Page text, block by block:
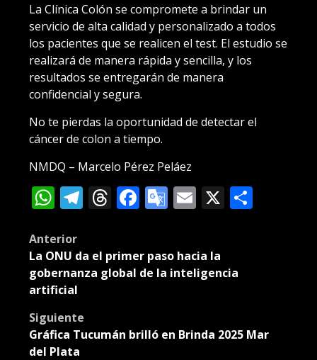
La Clínica Colón se compromete a brindar un
servicio de alta calidad y personalizado a todos
los pacientes que se realicen el test. El estudio se
realizará de manera rápida y sencilla, y los
resultados se entregarán de manera
confidencial y segura.
No te pierdas la oportunidad de detectar el
cáncer de colon a tiempo.
NMDQ – Marcelo Pérez Peláez
WhatsApp
Telegram
Threads
Facebook
Google
Email
X
Post
navigation
Anterior
La ONU da el primer paso hacia la
gobernanza global de la inteligencia
artificial
Siguiente
Gráfica Tucumán brilló en Brinda 2025 Mar
del Plata